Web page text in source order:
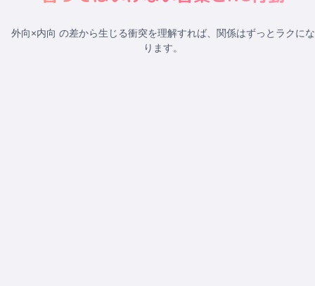
外向×内向 の差から生じる衝突を理解すれば、関係はずっとラクにな
ります。